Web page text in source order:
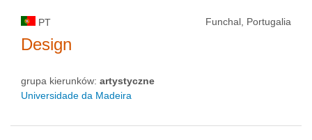
PT Funchal, Portugalia
Design
grupa kierunków: artystyczne
Universidade da Madeira